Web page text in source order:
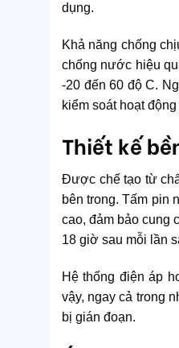
dụng.
Khả năng chống
chống nước hiệu
-20 đến 60 độ C.
kiểm soát hoạt
Thiết kế
Được chế tạo từ
bên trong. Tấm pin
cao, đảm bảo cung
18 giờ sau mỗi lần
Hệ thống điện áp
vậy, ngay cả trong
bị gián đoạn.